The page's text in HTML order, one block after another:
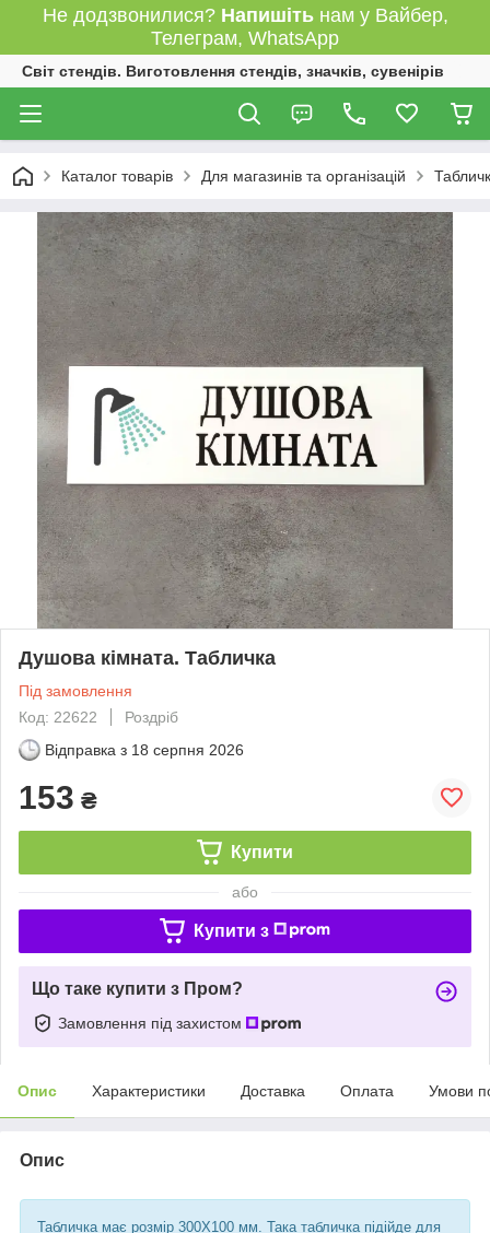
Не додзвонилися? Напишітьнам у Вайбер,
Телеграм, WhatsApp
Світ стендів. Виготовлення стендів, значків, сувенірів
Каталог товарів Для магазинів та організацій
Душова кімната. Табличка
Під замовлення
Код: 22622
Роздріб
Відправка з 18 серпня 2026
153 ₴
Купити
або
Купити з
Що таке купити з Пром?
Замовлення під захистом
Опис Характеристики Доставка Оплата Умови
Опис
Табличка має розмір 300Х100 мм. Така табличка підійде для